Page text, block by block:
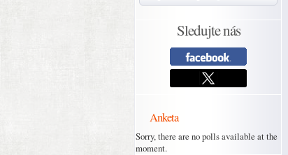
Sledujte nás
Anketa
Sorry, there are no polls available at the
moment.